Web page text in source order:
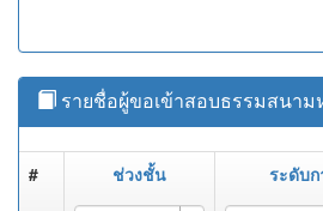
รายชื่อผู้ขอเข้าสอบธรรมสนา
# ช่วงชั้น ระดับ